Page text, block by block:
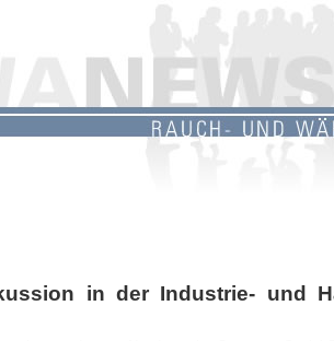
in der Industrie- und